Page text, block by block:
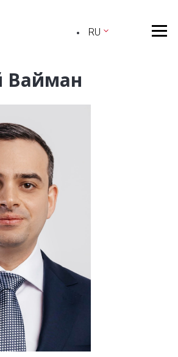
RU
Вайман